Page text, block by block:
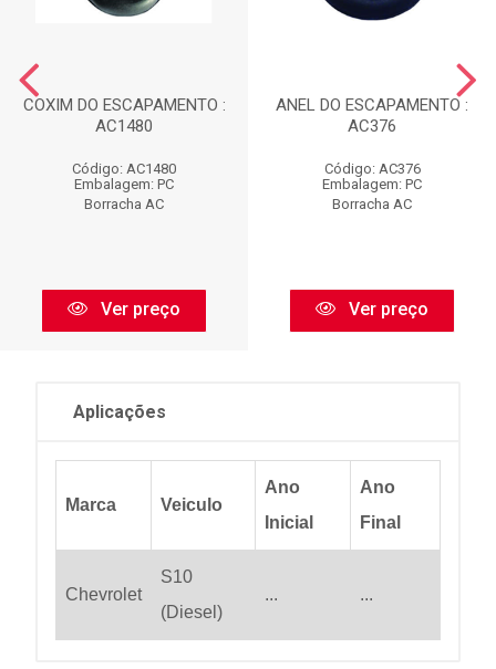
COXIM DO ESCAPAMENTO :
AC1480
Código: AC1480
Embalagem: PC
Borracha AC
Ver preço
ANEL DO ESCAPAMENTO :
AC376
Código: AC376
Embalagem: PC
Borracha AC
Ver preço
Aplicações
Marca Veiculo
Ano
Inicial
Ano
Final
Chevrolet
S10
(Diesel)
... ...